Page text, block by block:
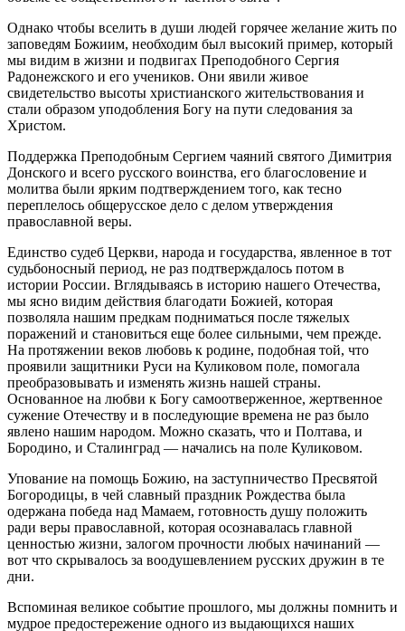
Однако чтобы вселить в души людей горячее желание жить по
заповедям Божиим, необходим был высокий пример, который
мы видим в жизни и подвигах Преподобного Сергия
Радонежского и его учеников. Они явили живое
свидетельство высоты христианского жительствования и
стали образом уподобления Богу на пути следования за
Христом.
Поддержка Преподобным Сергием чаяний святого Димитрия
Донского и всего русского воинства, его благословение и
молитва были ярким подтверждением того, как тесно
переплелось общерусское дело с делом утверждения
православной веры.
Единство судеб Церкви, народа и государства, явленное в тот
судьбоносный период, не раз подтверждалось потом в
истории России. Вглядываясь в историю нашего Отечества,
мы ясно видим действия благодати Божией, которая
позволяла нашим предкам подниматься после тяжелых
поражений и становиться еще более сильными, чем прежде.
На протяжении веков любовь к родине, подобная той, что
проявили защитники Руси на Куликовом поле, помогала
преобразовывать и изменять жизнь нашей страны.
Основанное на любви к Богу самоотверженное, жертвенное
сужение Отечеству и в последующие времена не раз было
явлено нашим народом. Можно сказать, что и Полтава, и
Бородино, и Сталинград — начались на поле Куликовом.
Упование на помощь Божию, на заступничество Пресвятой
Богородицы, в чей славный праздник Рождества была
одержана победа над Мамаем, готовность душу положить
ради веры православной, которая осознавалась главной
ценностью жизни, залогом прочности любых начинаний —
вот что скрывалось за воодушевлением русских дружин в те
дни.
Вспоминая великое событие прошлого, мы должны помнить и
мудрое предостережение одного из выдающихся наших